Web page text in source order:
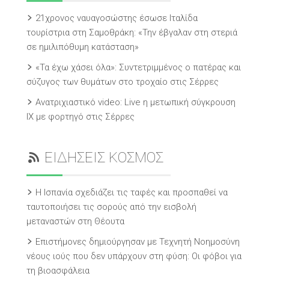
21χρονος ναυαγοσώστης έσωσε Ιταλίδα
τουρίστρια στη Σαμοθράκη: «Την έβγαλαν στη στεριά
σε ημιλιπόθυμη κατάσταση»
«Τα έχω χάσει όλα»: Συντετριμμένος ο πατέρας και
σύζυγος των θυμάτων στο τροχαίο στις Σέρρες
Ανατριχιαστικό video: Live η μετωπική σύγκρουση
ΙΧ με φορτηγό στις Σέρρες
ΕΙΔΗΣΕΙΣ ΚΟΣΜΟΣ
Η Ισπανία σχεδιάζει τις ταφές και προσπαθεί να
ταυτοποιήσει τις σορούς από την εισβολή
μεταναστών στη Θέουτα
Επιστήμονες δημιούργησαν με Τεχνητή Νοημοσύνη
νέους ιούς που δεν υπάρχουν στη φύση: Οι φόβοι για
τη βιοασφάλεια